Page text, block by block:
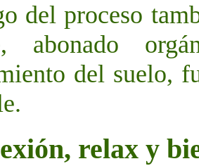
del proceso
abonado
del suelo,
relax y